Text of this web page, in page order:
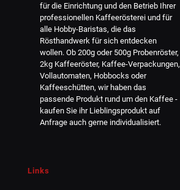
für die Einrichtung und den Betrieb Ihrer
professionellen Kaffeerösterei und für
alle Hobby-Baristas, die das
Rösthandwerk für sich entdecken
wollen. Ob 200g oder 500g Probenröster,
2kg Kaffeeröster, Kaffee-Verpackungen,
Vollautomaten, Hobbocks oder
Kaffeeschütten, wir haben das
passende Produkt rund um den Kaffee -
kaufen Sie ihr Lieblingsprodukt auf
Anfrage auch gerne individualisiert.
Links